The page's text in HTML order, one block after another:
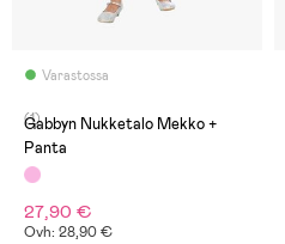
Varastossa
(1)
Gabbyn Nukketalo Mekko +
Panta
27,90 €
Ovh: 28,90 €